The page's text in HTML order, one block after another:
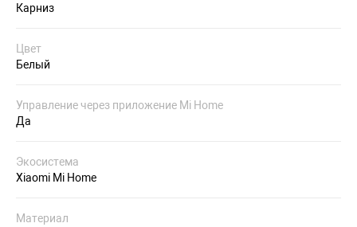
Карниз
Цвет
Белый
Управление через приложение Mi Home
Да
Экосистема
Xiaomi Mi Home
Материал